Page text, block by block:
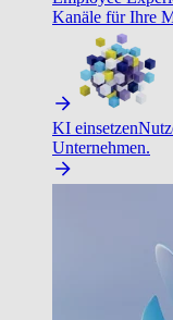
Kanäle für Ihre
KI einsetzen
Unternehmen.